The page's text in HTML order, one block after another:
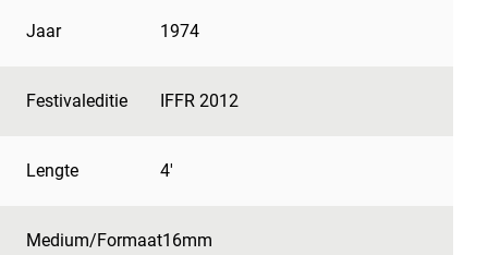
Jaar 1974
Festivaleditie IFFR 2012
Lengte 4'
Medium/Formaat16mm